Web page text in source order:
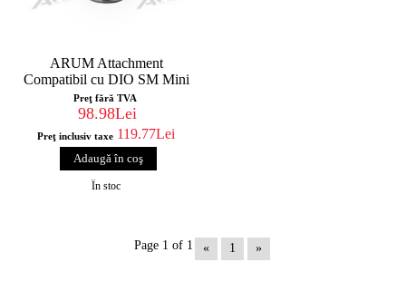
ARUM Attachment
Compatibil cu DIO SM Mini
Preţ fără TVA
98.98Lei
Preţ inclusiv taxe 119.77Lei
În stoc
Page 1 of 1 « 1 »